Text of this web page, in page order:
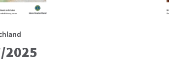
2025